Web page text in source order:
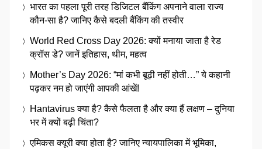
भारत का पहला पूरी तरह डिजिटल बैंकिंग अपनाने वाला राज्य
कौन-सा है? जानिए कैसे बदली बैंकिंग की तस्वीर
World Red Cross Day 2026: क्यों मनाया जाता है रेड
क्रॉस डे? जानें इतिहास, थीम, महत्व
Mother’s Day 2026: “मां कभी बूढ़ी नहीं होती…” ये कहानी
पढ़कर नम हो जाएंगी आपकी आंखें!
Hantavirus क्या है? कैसे फैलता है और क्या हैं लक्षण – दुनिया
भर में क्यों बढ़ी चिंता?
एमिकस क्यूरी क्या होता है? जानिए न्यायपालिका में भूमिका,